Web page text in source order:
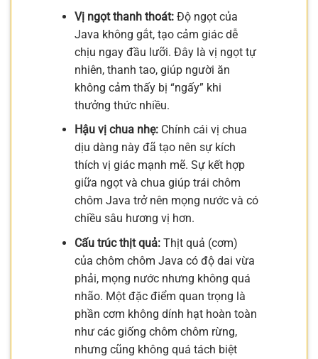
Vị ngọt thanh thoát:Độ ngọt của
Java không gắt, tạo cảm giác dễ
chịu ngay đầu lưỡi. Đây là vị ngọt tự
nhiên, thanh tao, giúp người ăn
không cảm thấy bị “ngấy” khi
thưởng thức nhiều.
Hậu vị chua nhẹ:Chính cái vị chua
dịu dàng này đã tạo nên sự kích
thích vị giác mạnh mẽ. Sự kết hợp
giữa ngọt và chua giúp trái chôm
chôm Java trở nên mọng nước và có
chiều sâu hương vị hơn.
Cấu trúc thịt quả:Thịt quả (cơm)
của chôm chôm Java có độ dai vừa
phải, mọng nước nhưng không quá
nhão. Một đặc điểm quan trọng là
phần cơm không dính hạt hoàn toàn
như các giống chôm chôm rừng,
nhưng cũng không quá tách biệt